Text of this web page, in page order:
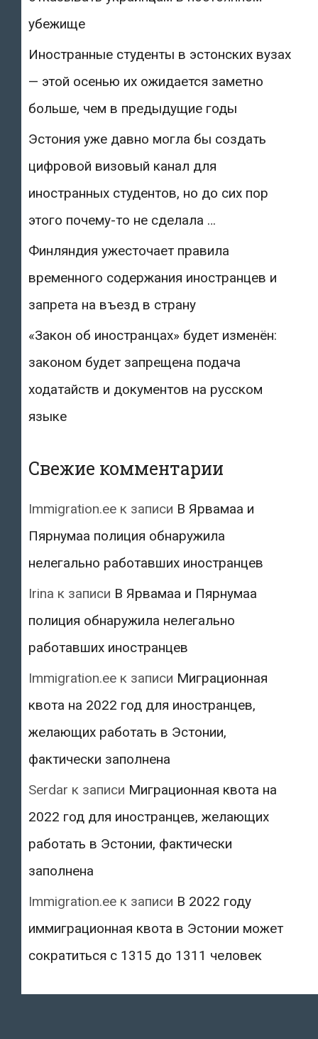
убежище
Иностранные студенты в эстонских вузах
— этой осенью их ожидается заметно
больше, чем в предыдущие годы
Эстония уже давно могла бы создать
цифровой визовый канал для
иностранных студентов, но до сих пор
этого почему-то не сделала …
Финляндия ужесточает правила
временного содержания иностранцев и
запрета на въезд в страну
«Закон об иностранцах» будет изменён:
законом будет запрещена подача
ходатайств и документов на русском
языке
Свежие комментарии
Immigration.ee к записи В Ярвамаа и
Пярнумаа полиция обнаружила
нелегально работавших иностранцев
Irina к записи В Ярвамаа и Пярнумаа
полиция обнаружила нелегально
работавших иностранцев
Immigration.ee к записи Миграционная
квота на 2022 год для иностранцев,
желающих работать в Эстонии,
фактически заполнена
Serdar к записи Миграционная квота на
2022 год для иностранцев, желающих
работать в Эстонии, фактически
заполнена
Immigration.ee к записи В 2022 году
иммиграционная квота в Эстонии может
сократиться с 1315 до 1311 человек